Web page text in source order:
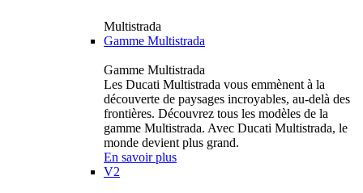
Multistrada
Gamme Multistrada
Gamme Multistrada
Les Ducati Multistrada vous emmènent à la
découverte de paysages incroyables, au-delà des
frontières. Découvrez tous les modèles de la
gamme Multistrada. Avec Ducati Multistrada, le
monde devient plus grand.
En savoir plus
V2